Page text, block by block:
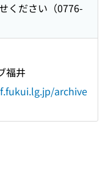
ください（0776-
福井
archive